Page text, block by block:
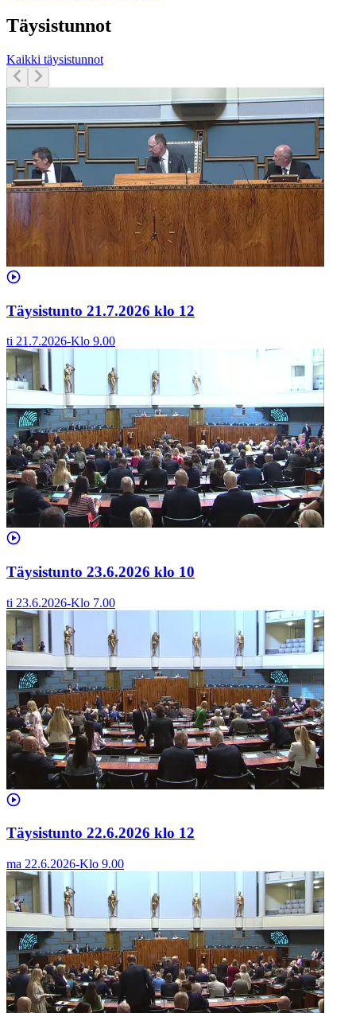
Täysistunnot
Kaikki täysistunnot
Täysistunto 21.7.2026 klo 12
ti 21.7.2026-Klo 9.00
Täysistunto 23.6.2026 klo 10
ti 23.6.2026-Klo 7.00
Täysistunto 22.6.2026 klo 12
ma 22.6.2026-Klo 9.00